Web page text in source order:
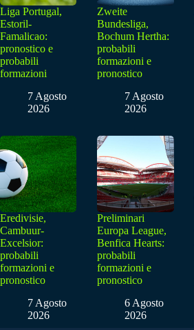
Liga Portugal,
Estoril-
Famalicao:
pronostico e
probabili
formazioni
7 Agosto
2026
Zweite
Bundesliga,
Bochum Hertha:
probabili
formazioni e
pronostico
7 Agosto
2026
Eredivisie,
Cambuur-
Excelsior:
probabili
formazioni e
pronostico
7 Agosto
2026
Preliminari
Europa League,
Benfica Hearts:
probabili
formazioni e
pronostico
6 Agosto
2026